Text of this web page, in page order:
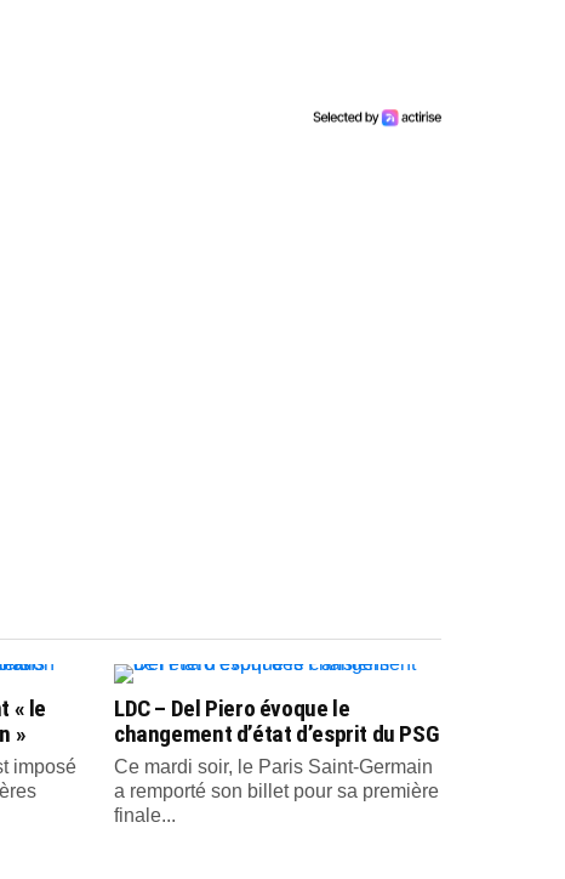
« le
»
imposé
LDC – Del Piero évoque le
changement d’état d’esprit du PSG
Ce mardi soir, le Paris Saint-Germain
a remporté son billet pour sa première
finale...